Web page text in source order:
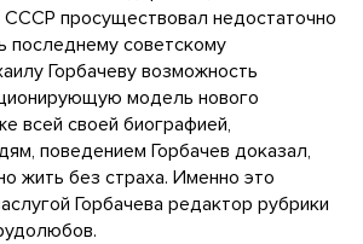
просуществовал недостаточно
последнему советскому
Горбачеву возможность
модель нового
всей своей биографией,
поведением Горбачев доказал,
жить без страха. Именно это
Горбачева редактор рубрики